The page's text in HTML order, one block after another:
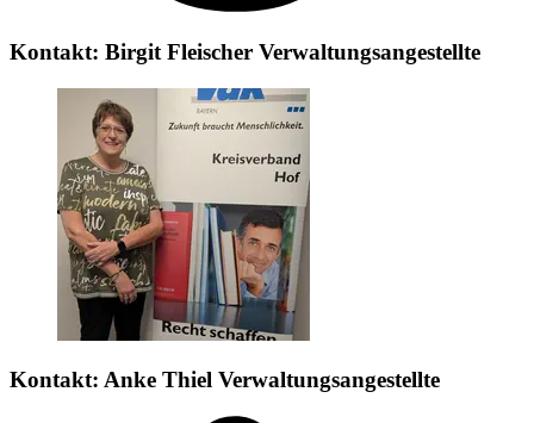
Kontakt: Birgit Fleischer Verwaltungsangestellte
Kontakt: Anke Thiel Verwaltungsangestellte